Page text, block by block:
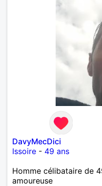
DavyMecDici
Issoire - 49 ans
Homme célibataire de
amoureuse